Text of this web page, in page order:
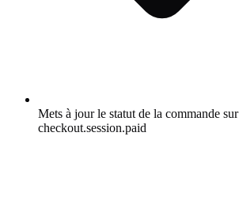
Mets à jour le statut de la commande sur
checkout.session.paid